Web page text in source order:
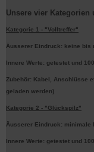
Unsere vier
Kategorie 1 - "Volltreffer"
Äusserer Eindruck: keine bis
Innere Werte: getestet und
Zubehör: Kabel, Anschlüsse
geladen werden)
Kategorie 2 - "Glückspilz"
Äusserer Eindruck: minimale
Innere Werte: getestet und